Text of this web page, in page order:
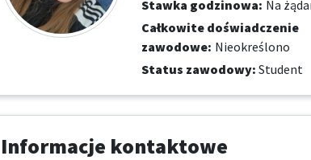
Stawka godzinowa: Na
Całkowite doświadczenie
zawodowe: Nieokreślono
Status zawodowy: Student
Informacje kontaktowe